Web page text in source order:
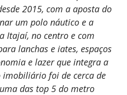
2015, com a aposta do
um polo náutico e a
Itajaí, no centro e com
lanchas e iates, espaços
e lazer que integra a
imobiliário foi de cerca de
das top 5 do metro